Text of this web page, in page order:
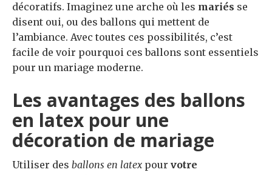
décoratifs. Imaginez une arche où les mariés se
disent oui, ou des ballons qui mettent de
l’ambiance. Avec toutes ces possibilités, c’est
facile de voir pourquoi ces ballons sont essentiels
pour un mariage moderne.
Les avantages des ballons
en latex pour une
décoration de mariage
Utiliser des ballons en latex pour votre